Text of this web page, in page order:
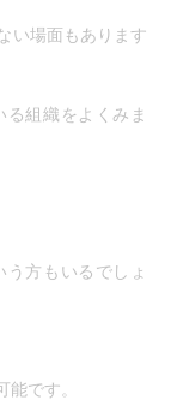
い場面もあります
組織をよくみま
方もいるでしょ
です。